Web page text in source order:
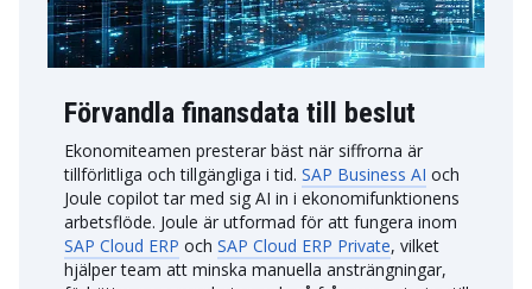
Förvandla finansdata till beslut
Ekonomiteamen presterar bäst när siffrorna är
tillförlitliga och tillgängliga i tid. SAP Business AI och
Joule copilot tar med sig AI in i ekonomifunktionens
arbetsflöde. Joule är utformad för att fungera inom
SAP Cloud ERP och SAP Cloud ERP Private, vilket
hjälper team att minska manuella ansträngningar,